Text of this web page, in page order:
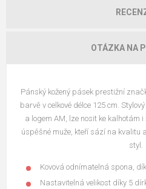
OTÁZKA NA
Pánský kožený pásek prestižní
barvě v celkové délce 125 cm.
a logem AM, lze nosit ke kalhotám
úspěšné muže, kteří sází na kvalitu
styl.
Kovová odnímatelná spona,
Nastavitelná velikost díky 5